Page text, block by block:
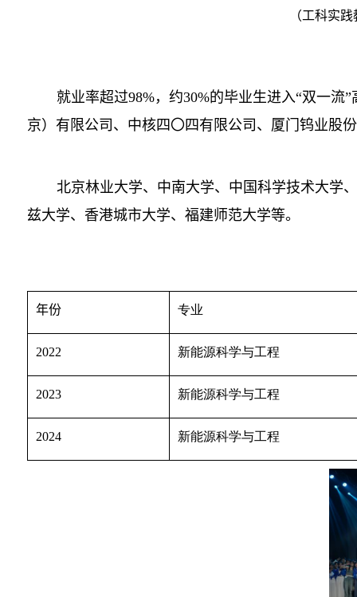
（工科实践
就业率超过98%，约30%的毕业生进入“双一流
京）有限公司 、中核四〇四有限公司、 厦门钨业股
北京林业大学、中南大学、中国科学技术大学
兹大学、香港城市大学、福建师范大学等。
年份 专业
2022 新能源科学与工程
2023 新能源科学与工程
2024 新能源科学与工程